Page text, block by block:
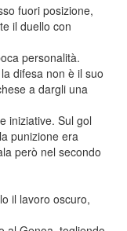
fuori posizione,
il duello con
personalità.
difesa non è il suo
a dargli una
iniziative. Sul gol
punizione era
però nel secondo
il lavoro oscuro,